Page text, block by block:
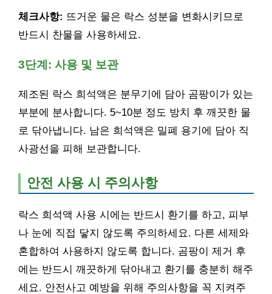
체크사항: 뜨거운 물은 락스 성분을 변화시키므로
반드시 찬물을 사용하세요.
3단계: 사용 및 보관
제조된 락스 희석액은 분무기에 담아 곰팡이가 있는
부분에 분사합니다. 5~10분 정도 방치 후 깨끗한 물
로 닦아냅니다. 남은 희석액은 밀폐 용기에 담아 직
사광선을 피해 보관합니다.
안전 사용 시 주의사항
락스 희석액 사용 시에는 반드시 환기를 하고, 피부
나 눈에 직접 닿지 않도록 주의하세요. 다른 세제와
혼합하여 사용하지 않도록 합니다. 곰팡이 제거 후
에는 반드시 깨끗하게 닦아내고 환기를 충분히 해주
세요. 안전사고 예방을 위해 주의사항을 꼭 지켜주